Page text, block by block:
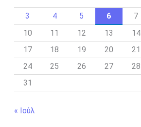
3
4 5 6 7
10
11 12 13 14
17
18 19 20 21
24
25 26 27 28
31
« Ιούλ